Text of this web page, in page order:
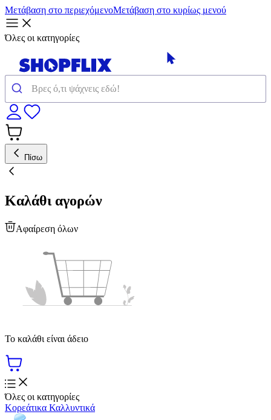
Μετάβαση στο περιεχόμενοΜετάβαση στο κυρίως μενού
Όλες οι κατηγορίες
Πίσω
Καλάθι αγορών
Αφαίρεση όλων
Το καλάθι είναι άδειο
Όλες οι κατηγορίες
Κορεάτικα Καλλυντικά